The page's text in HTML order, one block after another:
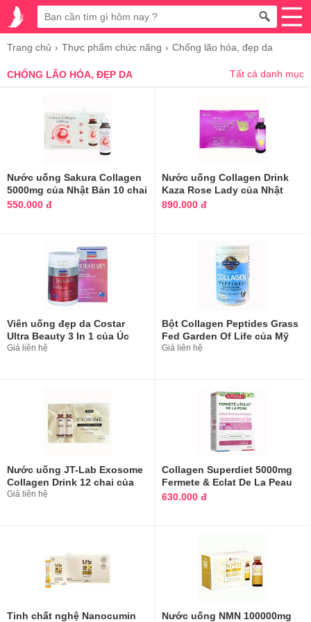
Trang chủ Thực phẩm chức năng Chống lão hóa, đẹp da
CHỐNG LÃO HÓA, ĐẸP DA Tất cả danh mục
Nước uống Sakura Collagen
5000mg của Nhật Bản 10 chai
550.000 đ
Nước uống Collagen Drink
Kaza Rose Lady của Nhật
Bản
890.000 đ
Viên uống đẹp da Costar
Ultra Beauty 3 In 1 của Úc
hộp 100 viên
Giá liên hệ
Bột Collagen Peptides Grass
Fed Garden Of Life của Mỹ
280g
Giá liên hệ
Nước uống JT-Lab Exosome
Collagen Drink 12 chai của
Nhật Bản
Giá liên hệ
Collagen Superdiet 5000mg
Fermete & Eclat De La Peau
của Pháp
630.000 đ
Tinh chất nghệ Nanocumin
Nước uống NMN 100000mg